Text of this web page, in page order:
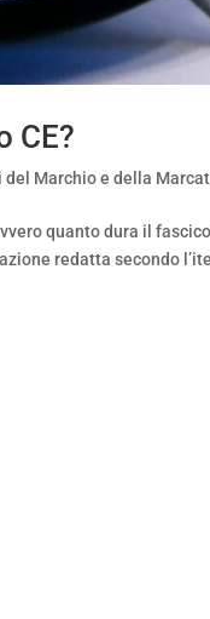
CE?
Marchio e della
quanto dura il
redatta secondo